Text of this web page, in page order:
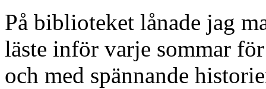
På biblioteket lånade jag
läste inför varje sommar
och med spännande